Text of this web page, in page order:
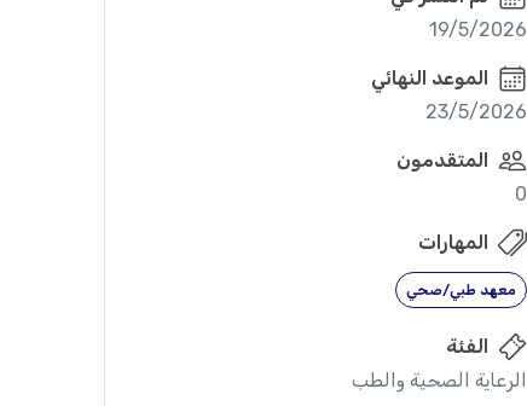
19/5/2026
الموعد النهائي
23/5/2026
المتقدمون
0
المهارات
معهد طبي/صحي
الفئة
الرعاية الصحية والطب